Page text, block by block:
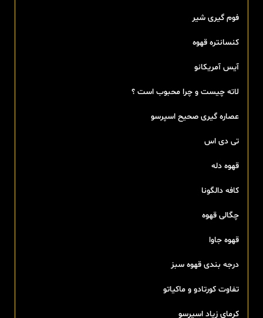
فوم گیری شیر
کنسانتره قهوه
آیس آمریکانو
لاته چیست و چرا محبوب است ؟
عصاره گیری صحیح اسپرسو
تی‌ دی اس
قهوه دله
کافه دالگونا
چگالی قهوه
قهوه جاوا
درجه بندی قهوه سبز
تفاوت کورتادو و ماکیاتو
کرمای زیاد اسپرسو